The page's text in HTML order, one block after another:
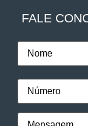
FALE